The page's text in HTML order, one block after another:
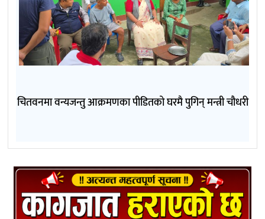
चितवनमा वन्यजन्तु आक्रमणका पीडितको घरमै पुगिन् मन्त्री चौधरी